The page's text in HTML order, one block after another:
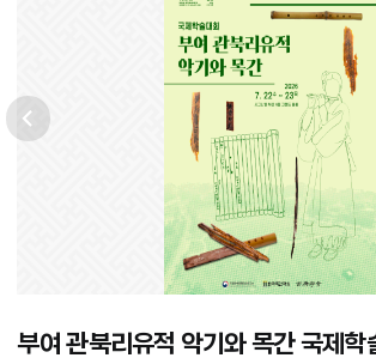
부여 관북리유적 악기와 목간 국제학
이전